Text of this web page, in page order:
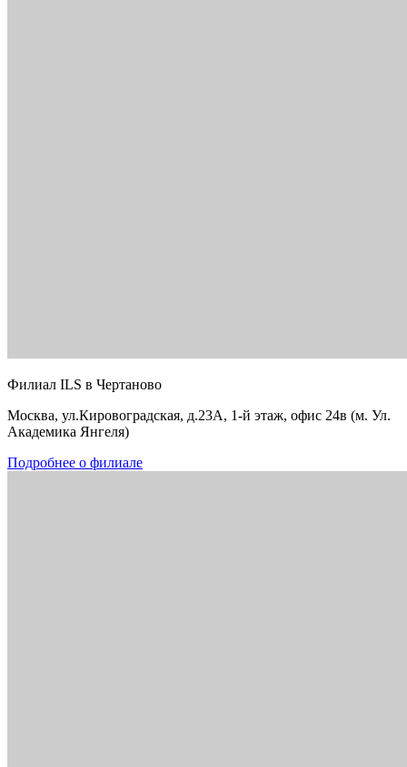
Филиал ILS в Чертаново
Москва, ул.Кировоградская, д.23А, 1-й этаж, офис 24в (м. Ул.
Академика Янгеля)
Подробнее о филиале